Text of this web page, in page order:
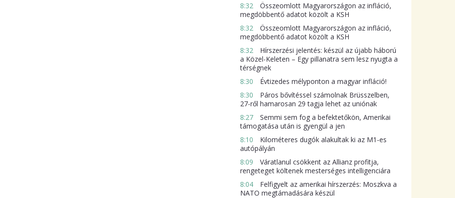
8:32
Összeomlott Magyarországon az infláció,
megdöbbentő adatot közölt a KSH
8:32
Összeomlott Magyarországon az infláció,
megdöbbentő adatot közölt a KSH
8:32
Hírszerzési jelentés: készül az újabb háború
a Közel-Keleten – Egy pillanatra sem lesz nyugta a
térségnek
8:30
Évtizedes mélyponton a magyar infláció!
8:30
Páros bővítéssel számolnak Brüsszelben,
27-ről hamarosan 29 tagja lehet az uniónak
8:27
Semmi sem fog a befektetőkön, Amerikai
támogatása után is gyengül a jen
8:10
Kilométeres dugók alakultak ki az M1-es
autópályán
8:09
Váratlanul csökkent az Allianz profitja,
rengeteget költenek mesterséges intelligenciára
8:04
Felfigyelt az amerikai hírszerzés: Moszkva a
NATO megtámadására készül